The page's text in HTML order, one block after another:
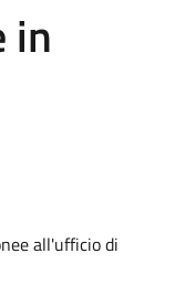
in
all'ufficio di